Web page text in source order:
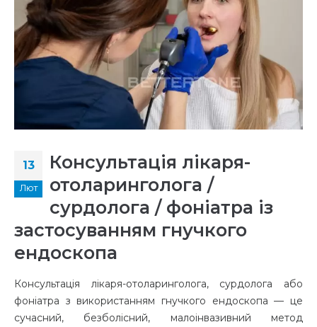
13
Лют
Консультація лікаря-
отоларинголога /
сурдолога / фоніатра із
застосуванням гнучкого
ендоскопа
Консультація лікаря-отоларинголога, сурдолога або
фоніатра з використанням гнучкого ендоскопа — це
сучасний, безболісний, малоінвазивний метод